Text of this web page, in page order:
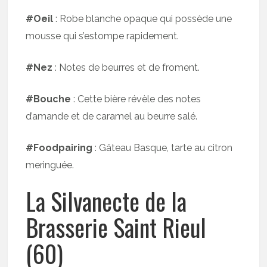
#Oeil : Robe blanche opaque qui possède une
mousse qui s’estompe rapidement.
#Nez : Notes de beurres et de froment.
#Bouche : Cette bière révèle des notes
d’amande et de caramel au beurre salé.
#Foodpairing : Gâteau Basque, tarte au citron
meringuée.
La Silvanecte de la
Brasserie Saint Rieul
(60)